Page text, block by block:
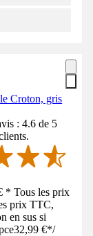
Croton, gris
: 4.6 de 5
Tous les prix
prix TTC,
en sus si
32,99 €*/